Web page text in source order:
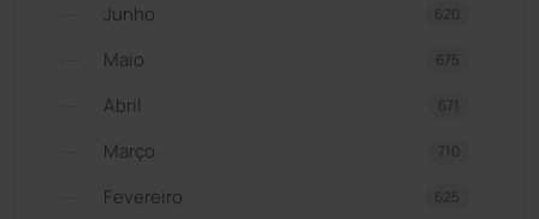
Junho 620
Maio 675
Abril 671
Março 710
Fevereiro 625